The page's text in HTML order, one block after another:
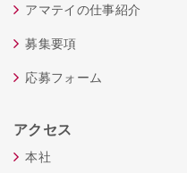
アマテイの仕事紹介
募集要項
応募フォーム
アクセス
本社